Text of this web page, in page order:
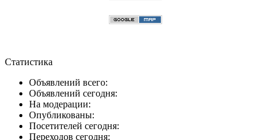
Статистика
Объявлений всего:
Объявлений сегодня:
На модерации:
Опубликованы:
Посетителей сегодня:
Переходов сегодня: